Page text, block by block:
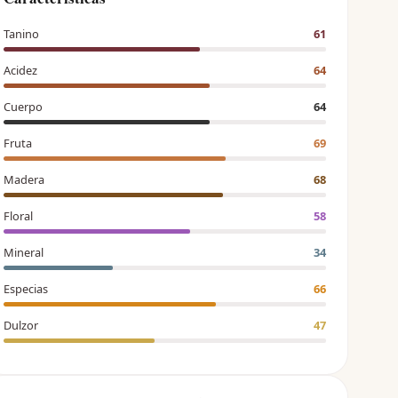
Tanino 61
Acidez 64
Cuerpo 64
Fruta 69
Madera 68
Floral 58
Mineral 34
Especias 66
Dulzor 47